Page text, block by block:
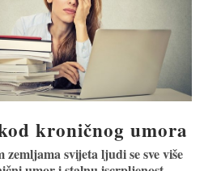
kroničnog umora
svijeta ljudi se sve više